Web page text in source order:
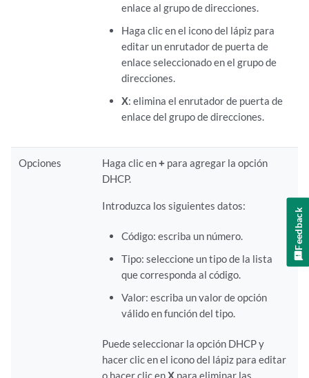
enlace al grupo de direcciones.
Haga clic en el icono del lápiz para
editar un enrutador de puerta de
enlace seleccionado en el grupo de
direcciones.
X: elimina el enrutador de puerta de
enlace del grupo de direcciones.
Opciones Haga clic en+ para agregar la opción
DHCP.
Introduzca los siguientes datos:
Código: escriba un número.
Tipo: seleccione un tipo de la lista
que corresponda al código.
Valor: escriba un valor de opción
válido en función del tipo.
Puede seleccionar la opción DHCP y
hacer clic en el icono del lápiz para editar
o hacer clic enX para eliminar las
Feedback